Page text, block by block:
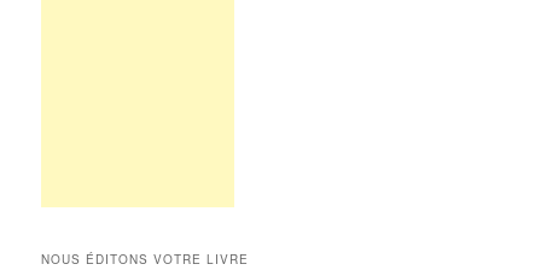
NOUS ÉDITONS VOTRE LIVRE